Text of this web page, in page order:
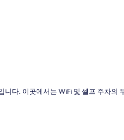
다. 이곳에서는 WiFi 및 셀프 주차의